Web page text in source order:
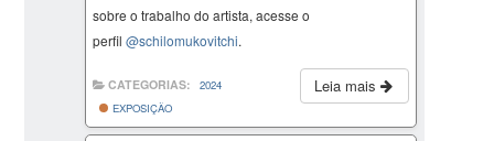
sobre o trabalho do artista, acesse o
perfil@schilomukovitchi.
Leia mais
CATEGORIAS:
2024
EXPOSIÇÃO